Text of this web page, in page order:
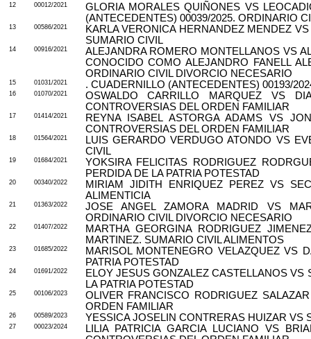
12 00012/2021
GLORIA MORALES QUIÑONES VS
(ANTECEDENTES) 00039/2025. ORDINARIO
13 00586/2021
KARLA VERONICA HERNANDEZ MENDEZ
SUMARIO CIVIL
14 00916/2021
ALEJANDRA ROMERO MONTELLANOS VS
CONOCIDO COMO ALEJANDRO FANELL
ORDINARIO CIVIL DIVORCIO NECESARIO
15 01031/2021 . CUADERNILLO (ANTECEDENTES) 00193/
16 01070/2021
OSWALDO CARRILLO MARQUEZ VS
CONTROVERSIAS DEL ORDEN FAMILIAR
17 01414/2021
REYNA ISABEL ASTORGA ADAMS VS
CONTROVERSIAS DEL ORDEN FAMILIAR
18 01564/2021
LUIS GERARDO VERDUGO ATONDO VS
CIVIL
19 01684/2021
YOKSIRA FELICITAS RODRIGUEZ
PERDIDA DE LA PATRIA POTESTAD
20 00340/2022
MIRIAM JIDITH ENRIQUEZ PEREZ VS
ALIMENTICIA
21 01363/2022
JOSE ANGEL ZAMORA MADRID VS
ORDINARIO CIVIL DIVORCIO NECESARIO
22 01407/2022
MARTHA GEORGINA RODRIGUEZ
MARTINEZ. SUMARIO CIVIL ALIMENTOS
23 01685/2022
MARISOL MONTENEGRO VELAZQUEZ VS
PATRIA POTESTAD
24 01691/2022
ELOY JESUS GONZALEZ CASTELLANOS VS
LA PATRIA POTESTAD
25 00106/2023
OLIVER FRANCISCO RODRIGUEZ
ORDEN FAMILIAR
26 00589/2023 YESSICA JOSELIN CONTRERAS HUIZAR VS
27 00023/2024
LILIA PATRICIA GARCIA LUCIANO VS